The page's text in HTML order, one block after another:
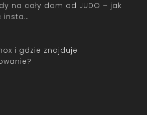
na cały dom od JUDO – jak
insta…
i gdzie znajduje